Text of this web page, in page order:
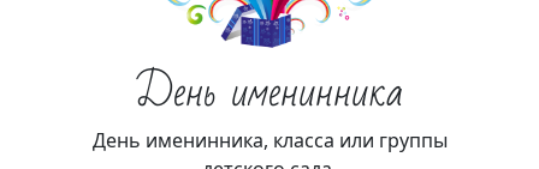
День именинника
День именинника, класса или группы